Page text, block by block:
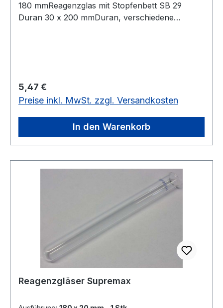
180 mmReagenzglas mit Stopfenbett SB 29
Duran 30 x 200 mmDuran, verschiedene
Regulärer Preis:
5,47 €
Preise inkl. MwSt. zzgl. Versandkosten
In den Warenkorb
Reagenzgläser Supremax